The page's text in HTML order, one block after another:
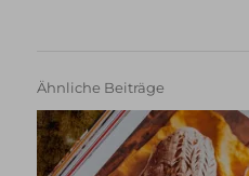
Ähnliche Beiträge